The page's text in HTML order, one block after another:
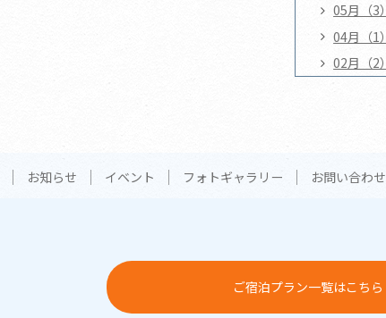
05月（3）
04月（1）
02月（2）
お知らせ イベント フォトギャラリー お問い合わせ
ご宿泊プラン一覧はこちら